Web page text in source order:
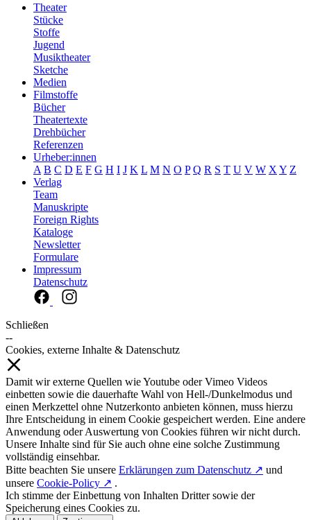
Theater
Stücke
Stoffe
Jugend
Musiktheater
Sketche
Medien
Filmstoffe
Bücher
Theatertexte
Drehbücher
Referenzen
Urheber:innen
A B C D E F G H I J K L M N O P Q R S T U V W X Y Z
Verlag
Team
Manuskripte
Foreign Rights
Kataloge
Newsletter
Formulare
Impressum
Datenschutz
Schließen
--
Cookies, externe Inhalte & Datenschutz
Damit wir externe Quellen wie Youtube oder Vimeo Videos
einbetten sowie die dauerhafte Wahl von Hell-/Dunkelmodus und
einen Merkzettel ohne Nutzerkonto anbieten können, muss hierzu
Ihre Entscheidung in einem Cookie gespeichert werden. Eine andere
Anwendung oder Auswertung von Cookies führen wir nicht durch.
Unsere Inhalte sind für Sie auch ohne eine solche Zustimmung
vollständig einsehbar.
Bitte beachten Sie unsere Erklärungen zum Datenschutz ↗ und
unsere Cookie-Policy ↗ .
Ich stimme der Einbettung von Inhalten Dritter sowie der
Speicherung eines Cookies zu.